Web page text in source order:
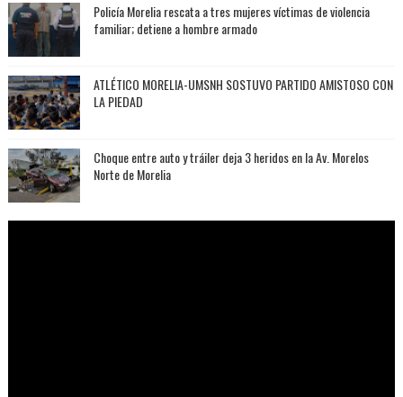
Policía Morelia rescata a tres mujeres víctimas de violencia
familiar; detiene a hombre armado
ATLÉTICO MORELIA-UMSNH SOSTUVO PARTIDO AMISTOSO CON
LA PIEDAD
Choque entre auto y tráiler deja 3 heridos en la Av. Morelos
Norte de Morelia